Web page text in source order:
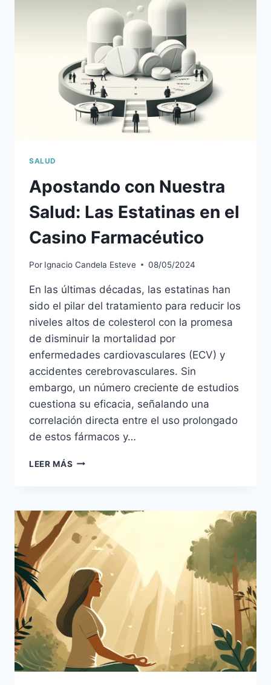
AZUL
SALUD
Apostando con Nuestra
Salud: Las Estatinas en el
Casino Farmacéutico
Por Ignacio Candela Esteve 08/05/2024
En las últimas décadas, las estatinas han
sido el pilar del tratamiento para reducir los
niveles altos de colesterol con la promesa
de disminuir la mortalidad por
enfermedades cardiovasculares (ECV) y
accidentes cerebrovasculares. Sin
embargo, un número creciente de estudios
cuestiona su eficacia, señalando una
correlación directa entre el uso prolongado
de estos fármacos y…
LEER MÁS APOSTANDO
LAS
ESTATINAS
EN
CASINO
FARMACÉUTICO